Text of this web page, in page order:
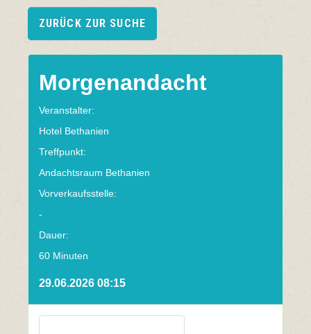
ZURÜCK ZUR SUCHE
Morgenandacht
Veranstalter:
Hotel Bethanien
Treffpunkt:
Andachtsraum Bethanien
Vorverkaufsstelle:
-
Dauer:
60 Minuten
29.06.2026 08:15